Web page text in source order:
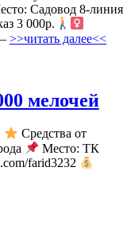
Садовод 8-линия
3 000р.
>>читать далее<<
мелочей
Средства от
Место: ТК
farid3232